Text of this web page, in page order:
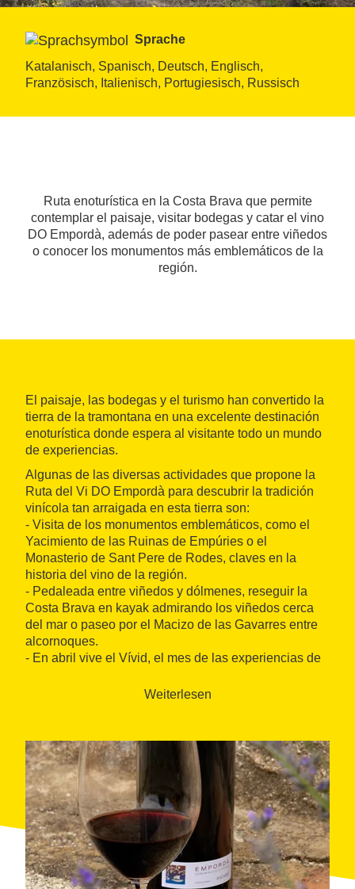
Sprache
Katalanisch, Spanisch, Deutsch, Englisch,
Französisch, Italienisch, Portugiesisch, Russisch
Ruta enoturística en la Costa Brava que permite
contemplar el paisaje, visitar bodegas y catar el vino
DO Empordà, además de poder pasear entre viñedos
o conocer los monumentos más emblemáticos de la
región.
El paisaje, las bodegas y el turismo han convertido la
tierra de la tramontana en una excelente destinación
enoturística donde espera al visitante todo un mundo
de experiencias.
Algunas de las diversas actividades que propone la
Ruta del Vi DO Empordà para descubrir la tradición
vinícola tan arraigada en esta tierra son:
- Visita de los monumentos emblemáticos, como el
Yacimiento de las Ruinas de Empúries o el
Monasterio de Sant Pere de Rodes, claves en la
historia del vino de la región.
- Pedaleada entre viñedos y dólmenes, reseguir la
Costa Brava en kayak admirando los viñedos cerca
del mar o paseo por el Macizo de las Gavarres entre
alcornoques.
- En abril vive el Vívid, el mes de las experiencias de
- Cata sensorial rodeado de luz y música o un
Weiterlesen